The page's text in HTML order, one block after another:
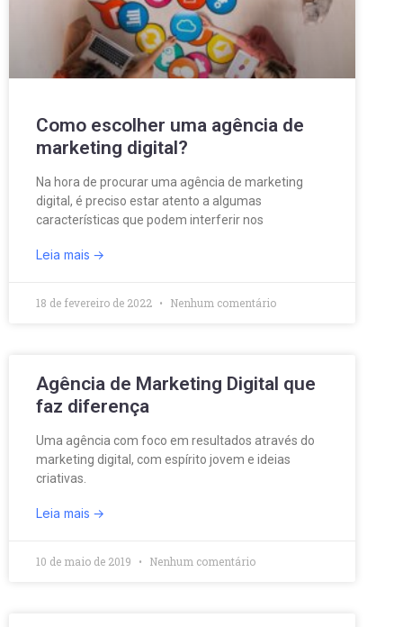
Como escolher uma agência de
marketing digital?
Na hora de procurar uma agência de marketing
digital, é preciso estar atento a algumas
características que podem interferir nos
Leia mais
18 de fevereiro de 2022 Nenhum comentário
Agência de Marketing Digital que
faz diferença
Uma agência com foco em resultados através do
marketing digital, com espírito jovem e ideias
criativas.
Leia mais
10 de maio de 2019 Nenhum comentário